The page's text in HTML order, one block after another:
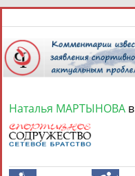
9
СПОРТСМЕНЫ,
Наталья МАРТЫНОВА